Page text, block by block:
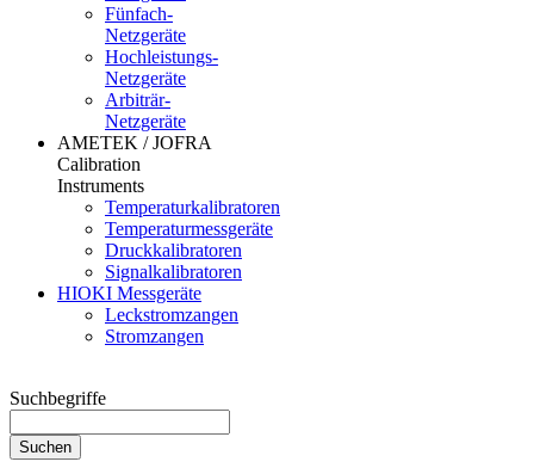
Fünfach-
Netzgeräte
Hochleistungs-
Netzgeräte
Arbiträr-
Netzgeräte
AMETEK / JOFRA
Calibration
Instruments
Temperaturkalibratoren
Temperaturmessgeräte
Druckkalibratoren
Signalkalibratoren
HIOKI Messgeräte
Leckstromzangen
Stromzangen
Suchbegriffe